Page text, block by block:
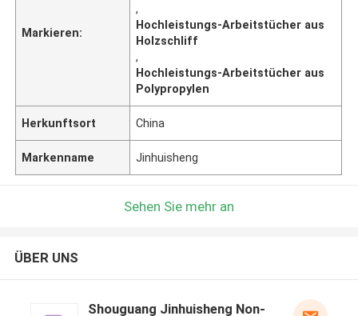
Markieren:
,
Hochleistungs-Arbeitstücher aus
Holzschliff
,
Hochleistungs-Arbeitstücher aus
Polypropylen
Herkunftsort China
Markenname Jinhuisheng
Sehen Sie mehr an
ÜBER UNS
Shouguang Jinhuisheng Non-